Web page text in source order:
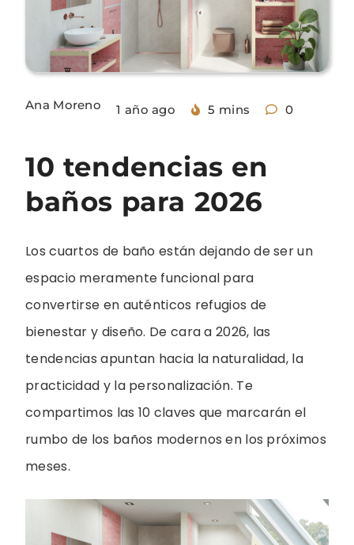
Ana Moreno 1 año ago 5 mins 0
10 tendencias en
baños para 2026
Los cuartos de baño están dejando de ser un
espacio meramente funcional para
convertirse en auténticos refugios de
bienestar y diseño. De cara a 2026, las
tendencias apuntan hacia la naturalidad, la
practicidad y la personalización. Te
compartimos las 10 claves que marcarán el
rumbo de los baños modernos en los próximos
meses.